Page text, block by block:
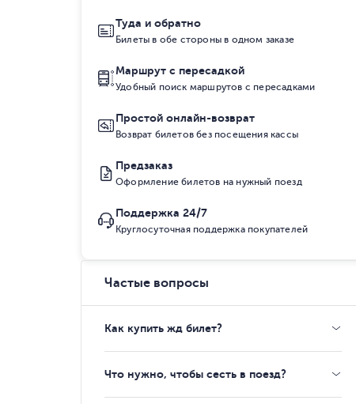
Туда и обратно
Билеты в обе стороны в одном заказе
Маршрут с пересадкой
Удобный поиск маршрутов с пересадками
Простой онлайн-возврат
Возврат билетов без посещения кассы
Предзаказ
Оформление билетов на нужный поезд
Поддержка 24/7
Круглосуточная поддержка покупателей
Частые вопросы
Как купить жд билет?
Что нужно, чтобы сесть в поезд?